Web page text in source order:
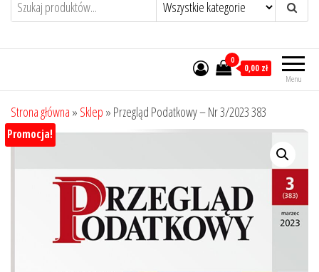
Menu
0
0,00 zł
Strona główna » Sklep » Przegląd Podatkowy – Nr 3/2023 383
Promocja!